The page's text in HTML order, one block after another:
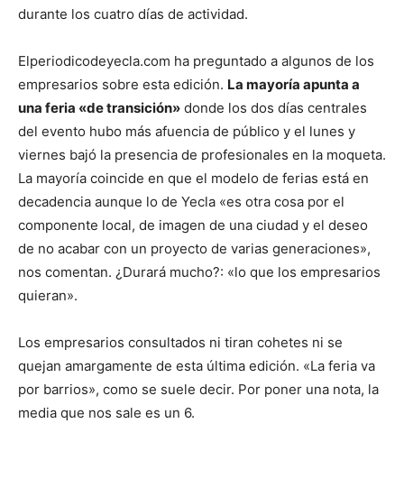
durante los cuatro días de actividad.
Elperiodicodeyecla.com ha preguntado a algunos de los
empresarios sobre esta edición. La mayoría apunta a
una feria «de transición» donde los dos días centrales
del evento hubo más afuencia de público y el lunes y
viernes bajó la presencia de profesionales en la moqueta.
La mayoría coincide en que el modelo de ferias está en
decadencia aunque lo de Yecla «es otra cosa por el
componente local, de imagen de una ciudad y el deseo
de no acabar con un proyecto de varias generaciones»,
nos comentan. ¿Durará mucho?: «lo que los empresarios
quieran».
Los empresarios consultados ni tiran cohetes ni se
quejan amargamente de esta última edición. «La feria va
por barrios», como se suele decir. Por poner una nota, la
media que nos sale es un 6.